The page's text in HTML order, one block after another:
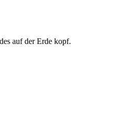
auf der Erde kopf.